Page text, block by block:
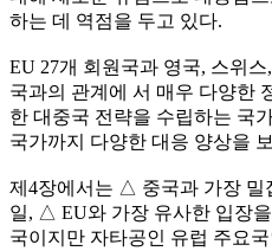
하는 데 역점을 두고 있다.
EU 27개 회원국과 영국, 스위
국과의 관계에 서 매우 다양한
한 대중국 전략을 수립하는 국
국가까지 다양한 대응 양상을
제4장에서는 △ 중국과 가장 밀
일, △ EU와 가장 유사한 입장
국이지만 자타공인 유럽 주요